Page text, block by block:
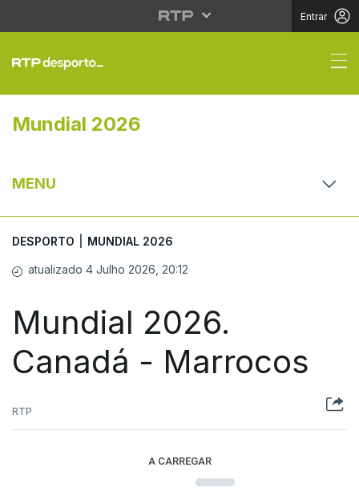
Entrar
Mundial 2026.
Mundial 2026
MENU
DESPORTO MUNDIAL 2026
atualizado 4 Julho 2026, 20:12
Mundial 2026.
Canadá - Marrocos
RTP
A CARREGAR